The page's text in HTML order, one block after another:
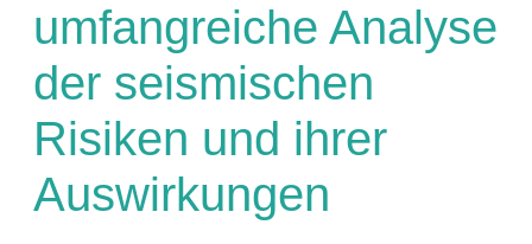
umfangreiche Analyse
der seismischen
Risiken und ihrer
Auswirkungen